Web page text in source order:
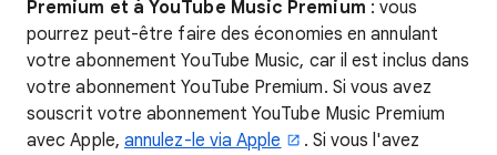
Premium et à YouTube Music Premium : vous
pourrez peut-être faire des économies en annulant
votre abonnement YouTube Music, car il est inclus dans
votre abonnement YouTube Premium. Si vous avez
souscrit votre abonnement YouTube Music Premium
avec Apple, annulez-le via Apple
. Si vous l'avez